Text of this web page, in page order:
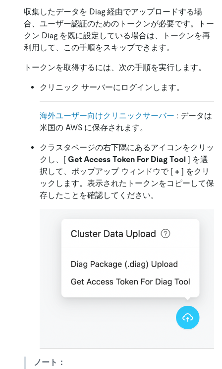
収集したデータを Diag 経由でアップロードする場
合、ユーザー認証のためのトークンが必要です。トー
クン Diag を既に設定している場合は、トークンを再
利用して、この手順をスキップできます。
トークンを取得するには、次の手順を実行します。
クリニック サーバーにログインします。
海外ユーザー向けクリニックサーバー : データは
米国の AWS に保存されます。
クラスタページの右下隅にあるアイコンをクリッ
クし、
[ Get Access Token For Diag Tool ] を選
択して、ポップアップ ウィンドウで [ + ] をクリ
ックします。表示されたトークンをコピーして保
存したことを確認してください。
ノート：